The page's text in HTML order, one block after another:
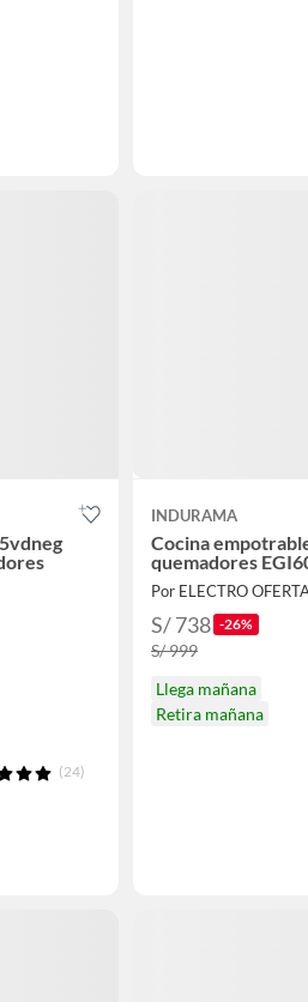
(24)
INDURAMA
Cocina
quemadores
Por ELECTRO
S/ 738 -26%
S/ 999
Llega mañana
Retira mañana